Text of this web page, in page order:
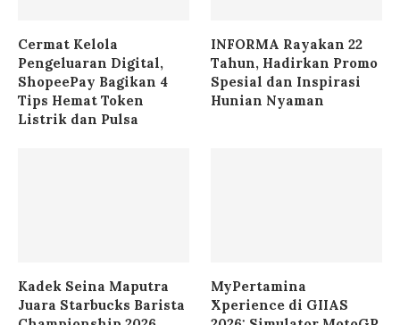
Cermat Kelola
Pengeluaran Digital,
ShopeePay Bagikan 4
Tips Hemat Token
Listrik dan Pulsa
INFORMA Rayakan 22
Tahun, Hadirkan Promo
Spesial dan Inspirasi
Hunian Nyaman
Kadek Seina Maputra
Juara Starbucks Barista
MyPertamina
Xperience di GIIAS